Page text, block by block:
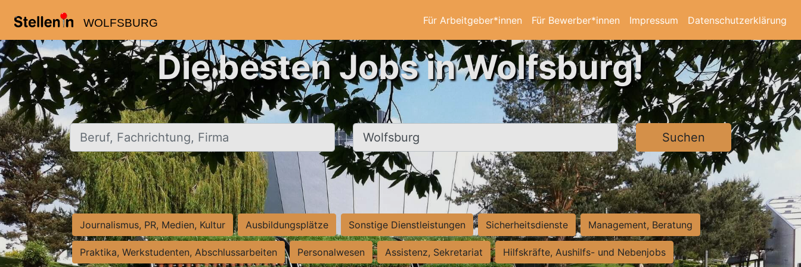
WOLFSBURG Für Arbeitgeber*innen Für Bewerber*innen Impressum Datenschutzerklärung
Die besten Jobs in Wolfsburg!
Beruf, Fachrichtung, Firma Ort, Stadt Suchen
Journalismus, PR, Medien, Kultur Ausbildungsplätze Sonstige Dienstleistungen Sicherheitsdienste Management, Beratung
Praktika, Werkstudenten, Abschlussarbeiten Personalwesen Assistenz, Sekretariat Hilfskräfte, Aushilfs- und Nebenjobs